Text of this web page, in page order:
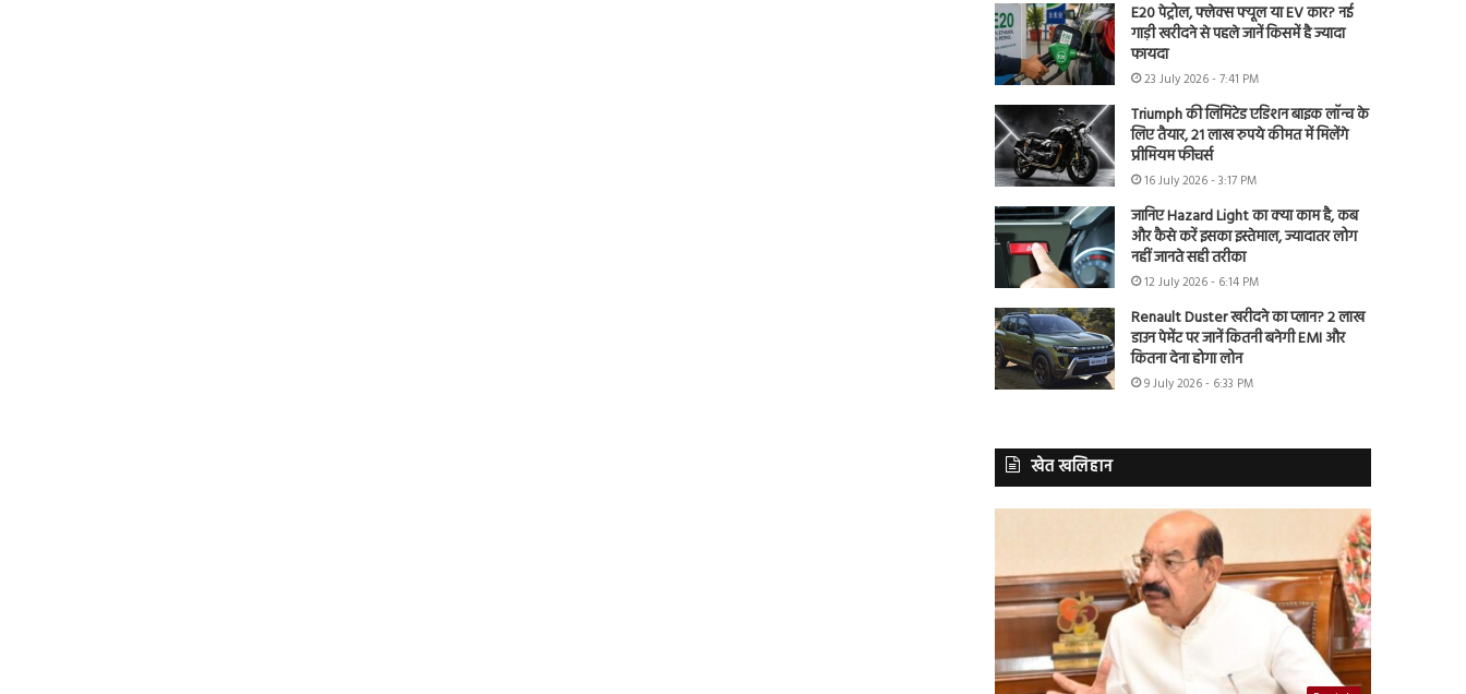
E20 पेट्रोल, फ्लेक्स फ्यूल या EV कार? नई
गाड़ी खरीदने से पहले जानें किसमें है ज्यादा
फायदा
23 July 2026 - 7:41 PM
Triumph की लिमिटेड एडिशन बाइक लॉन्च के
लिए तैयार, 21 लाख रुपये कीमत में मिलेंगे
प्रीमियम फीचर्स
16 July 2026 - 3:17 PM
जानिए Hazard Light का क्या काम है, कब
और कैसे करें इसका इस्तेमाल, ज्यादातर लोग
नहीं जानते सही तरीका
12 July 2026 - 6:14 PM
Renault Duster खरीदने का प्लान? 2 लाख
डाउन पेमेंट पर जानें कितनी बनेगी EMI और
कितना देना होगा लोन
9 July 2026 - 6:33 PM
खेत खलिहान